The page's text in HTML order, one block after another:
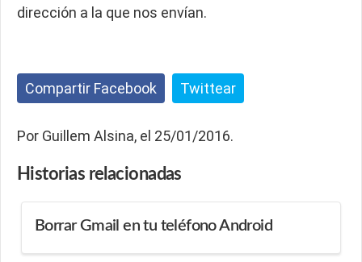
dirección a la que nos envían.
Compartir Facebook Twittear
Por Guillem Alsina, el 25/01/2016.
Historias relacionadas
Borrar Gmail en tu teléfono Android